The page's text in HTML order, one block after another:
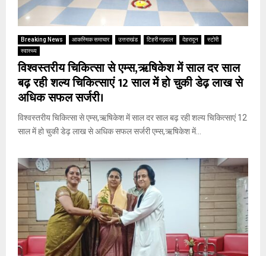
Breaking News आकस्मिक समाचार उत्तराखंड टिहरी गढ़वाल देहरादून
स्टोरी
स्वास्थ्य
विश्वस्तरीय चिकित्सा से एम्स,ऋषिकेश में साल दर साल
बढ़ रही शल्य चिकित्साएं 12 साल में हो चुकी डेढ़ लाख से
अधिक सफल सर्जरी।
विश्वस्तरीय चिकित्सा से एम्स,ऋषिकेश में साल दर साल बढ़ रही शल्य चिकित्साएं 12
साल में हो चुकी डेढ़ लाख से अधिक सफल सर्जरी एम्स,ऋषिकेश में...